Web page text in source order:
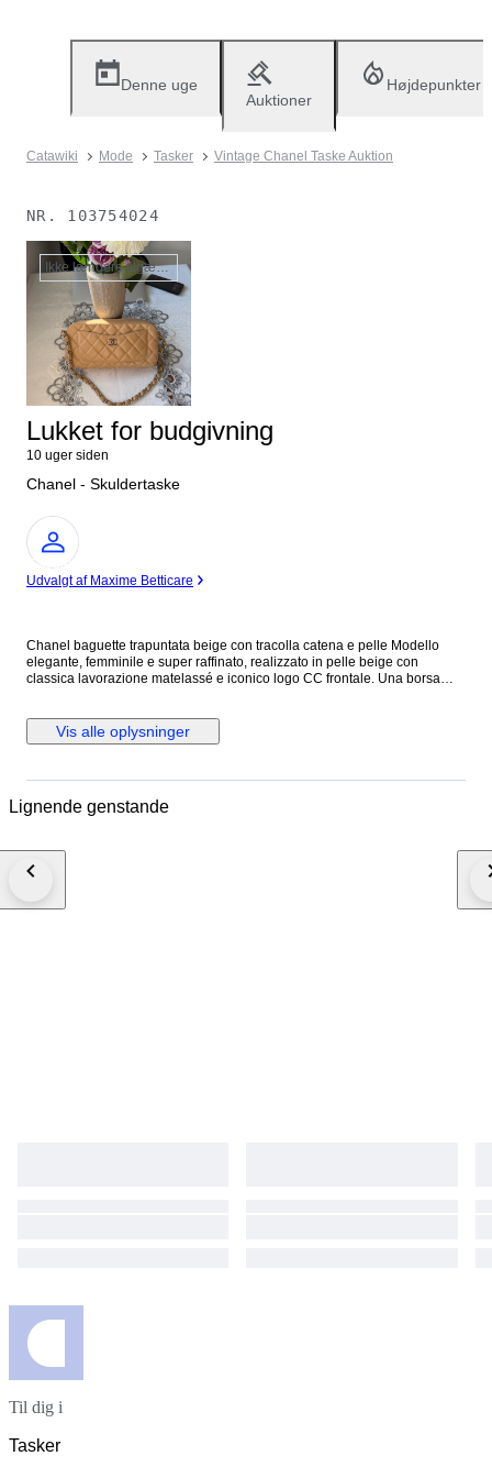
Denne uge
Auktioner
Højdepunkter
Catawiki Mode Tasker Vintage Chanel Taske Auktion
NR. 103754024
Ikke længere tilgængelig
Lukket for budgivning
10 uger siden
Chanel - Skuldertaske
Ekspert
Udvalgt af Maxime Betticare
Chanel baguette trapuntata beige con tracolla catena e pelle Modello
elegante, femminile e super raffinato, realizzato in pelle beige con
classica lavorazione matelassé e iconico logo CC frontale. Una borsa
mentre la tracolla con intreccio pelle e catena aggiunge subito un tocco
luxury riconoscibile. Colore neutro e luminoso, facilissimo da abbinare in
Vis alle oplysninger
Lignende genstande
Til dig i
Tasker